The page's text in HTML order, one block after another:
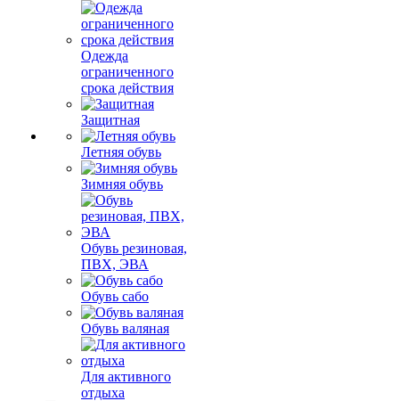
Одежда
ограниченного
срока действия
Защитная
Летняя обувь
Зимняя обувь
Обувь резиновая,
ПВХ, ЭВА
Обувь сабо
Обувь валяная
Для активного
отдыха